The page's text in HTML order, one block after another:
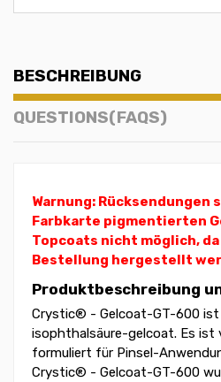
BESCHREIBUNG
QUESTIONS(FAQS)
Warnung: Rücksendungen
Farbkarte pigmentierten
Topcoats nicht möglich,
Bestellung hergestellt
Produktbeschreibung
Crystic® - Gelcoat-GT-600
isophthalsäure-gelcoat. Es ist
formuliert für Pinsel-
Crystic® - Gelcoat-GT-600